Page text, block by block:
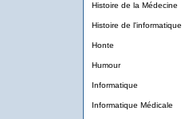
Histoire de la Médecine
Histoire de l'informatique
Honte
Humour
Informatique
Informatique Médicale